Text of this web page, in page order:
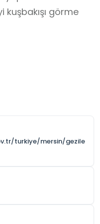
görme
sınırlaması
hizmeti
turkiye/mersin/gezile